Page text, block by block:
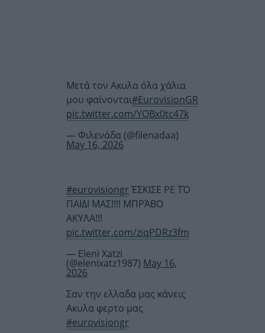
Μετά τον Ακυλα όλα χάλια
μου φαίνονται#EurovisionGR
pic.twitter.com/YQBx0tc47k
— Φιλενάδα (@filenadaa)
May 16, 2026
#eurovisiongr ΈΣΚΙΣΕ ΡΕ ΤΌ
ΠΑΙΔΙ ΜΑΣ!!!! ΜΠΡΆΒΟ
ΑΚΥΛΑ!!!
pic.twitter.com/ziqPDRz3fm
— Eleni Xatzi
(@elenixatz1987) May 16,
2026
Σαν την ελλαδα μας κάνεις
Ακυλα φερτο μας
#eurovisiongr